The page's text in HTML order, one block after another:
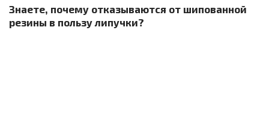
Знаете, почему отказываются от шипованной
резины в пользу липучки?